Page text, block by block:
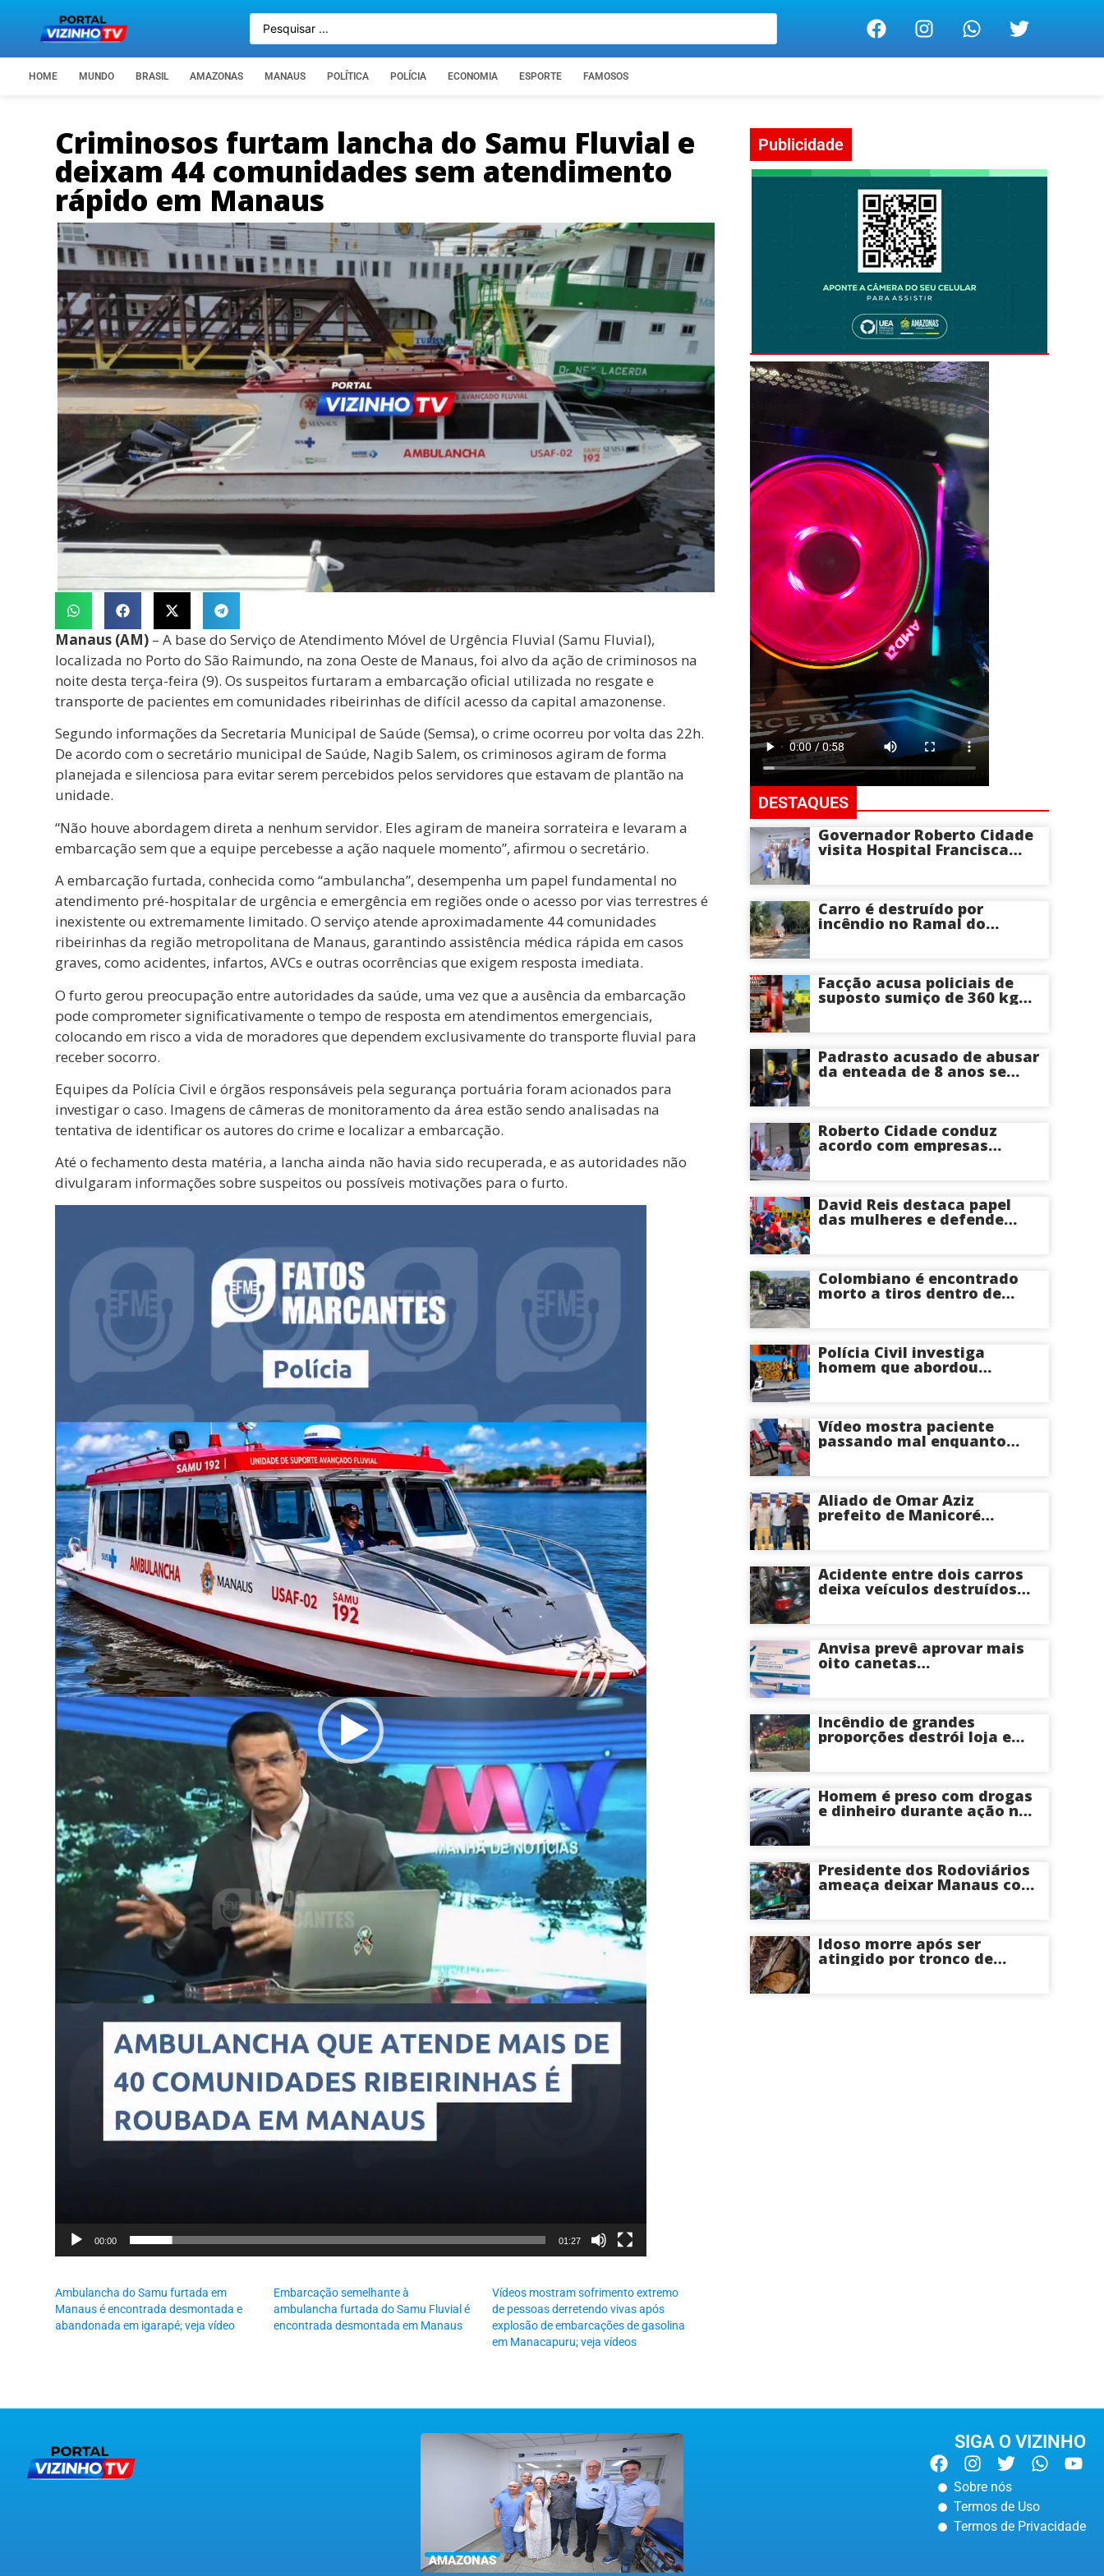
HOME MUNDO BRASIL AMAZONAS MANAUS POLÍTICA POLÍCIA ECONOMIA ESPORTE FAMOSOS
Criminosos furtam lancha do Samu Fluvial e
deixam 44 comunidades sem atendimento
rápido em Manaus
Manaus (AM) – A base do Serviço de Atendimento Móvel de Urgência Fluvial (Samu Fluvial),
localizada no Porto do São Raimundo, na zona Oeste de Manaus, foi alvo da ação de criminosos na
noite desta terça-feira (9). Os suspeitos furtaram a embarcação oficial utilizada no resgate e
transporte de pacientes em comunidades ribeirinhas de difícil acesso da capital amazonense.
Segundo informações da Secretaria Municipal de Saúde (Semsa), o crime ocorreu por volta das 22h.
De acordo com o secretário municipal de Saúde, Nagib Salem, os criminosos agiram de forma
planejada e silenciosa para evitar serem percebidos pelos servidores que estavam de plantão na
unidade.
“Não houve abordagem direta a nenhum servidor. Eles agiram de maneira sorrateira e levaram a
embarcação sem que a equipe percebesse a ação naquele momento”, afirmou o secretário.
A embarcação furtada, conhecida como “ambulancha”, desempenha um papel fundamental no
atendimento pré-hospitalar de urgência e emergência em regiões onde o acesso por vias terrestres é
inexistente ou extremamente limitado. O serviço atende aproximadamente 44 comunidades
ribeirinhas da região metropolitana de Manaus, garantindo assistência médica rápida em casos
graves, como acidentes, infartos, AVCs e outras ocorrências que exigem resposta imediata.
O furto gerou preocupação entre autoridades da saúde, uma vez que a ausência da embarcação
pode comprometer significativamente o tempo de resposta em atendimentos emergenciais,
colocando em risco a vida de moradores que dependem exclusivamente do transporte fluvial para
receber socorro.
Equipes da Polícia Civil e órgãos responsáveis pela segurança portuária foram acionados para
investigar o caso. Imagens de câmeras de monitoramento da área estão sendo analisadas na
tentativa de identificar os autores do crime e localizar a embarcação.
Até o fechamento desta matéria, a lancha ainda não havia sido recuperada, e as autoridades não
divulgaram informações sobre suspeitos ou possíveis motivações para o furto.
00:00 01:27
Ambulancha do Samu furtada em
Manaus é encontrada desmontada e
abandonada em igarapé; veja vídeo
Embarcação semelhante à
ambulancha furtada do Samu Fluvial é
encontrada desmontada em Manaus
Vídeos mostram sofrimento extremo
de pessoas derretendo vivas após
explosão de embarcações de gasolina
em Manacapuru; veja vídeos
Publicidade
DESTAQUES
Governador Roberto Cidade
visita Hospital Francisca
pediátricas
Carro é destruído por
incêndio no Ramal do
Facção acusa policiais de
suposto sumiço de 360 kg
Padrasto acusado de abusar
da enteada de 8 anos se
Roberto Cidade conduz
acordo com empresas
David Reis destaca papel
das mulheres e defende
Amazonas
Colombiano é encontrado
morto a tiros dentro de
Polícia Civil investiga
homem que abordou
Vídeo mostra paciente
passando mal enquanto
Aliado de Omar Aziz
prefeito de Manicoré
Acidente entre dois carros
deixa veículos destruídos
Anvisa prevê aprovar mais
oito canetas
Incêndio de grandes
proporções destrói loja e
Homem é preso com drogas
e dinheiro durante ação na
Presidente dos Rodoviários
ameaça deixar Manaus com
Idoso morre após ser
atingido por tronco de
AMAZONAS
SIGA O VIZINHO
Sobre nós
Termos de Uso
Termos de Privacidade